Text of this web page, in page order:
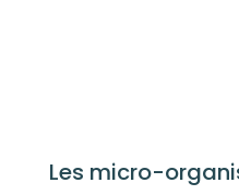
Les micro-